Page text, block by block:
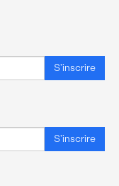
S'inscrire
S'inscrire